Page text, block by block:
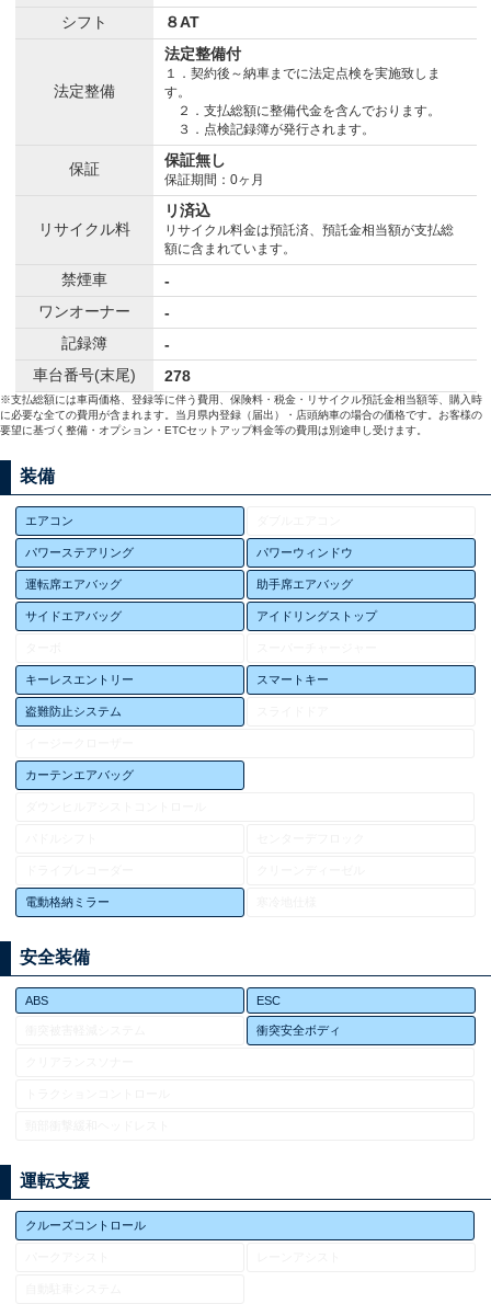
シフト
８AT
法定整備
法定整備付
１．契約後～納車までに法定点検を実施致しま
す。
２．支払総額に整備代金を含んでおります。
３．点検記録簿が発行されます。
保証 保証無し
保証期間：0ヶ月
リサイクル料
リ済込
リサイクル料金は預託済、預託金相当額が支払総
額に含まれています。
禁煙車
-
ワンオーナー
-
記録簿
-
車台番号(末尾)
278
※支払総額には車両価格、登録等に伴う費用、保険料・税金・リサイクル預託金相当額等、購入時
に必要な全ての費用が含まれます。当月県内登録（届出）・店頭納車の場合の価格です。お客様の
要望に基づく整備・オプション・ETCセットアップ料金等の費用は別途申し受けます。
装備
エアコン
パワーステアリング パワーウィンドウ
運転席エアバッグ 助手席エアバッグ
サイドエアバッグ アイドリングストップ
キーレスエントリー スマートキー
盗難防止システム
カーテンエアバッグ
電動格納ミラー
安全装備
ABS ESC
衝突安全ボディ
運転支援
クルーズコントロール